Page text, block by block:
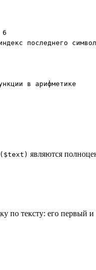
6
последнего
в арифметике
являются
по тексту: его